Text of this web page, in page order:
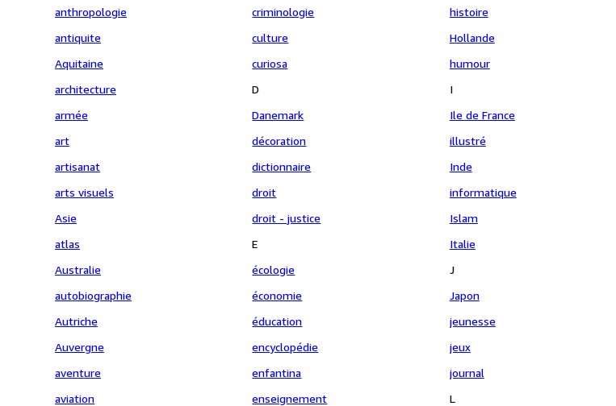
anthropologie
antiquite
Aquitaine
architecture
armée
art
artisanat
arts visuels
Asie
atlas
Australie
autobiographie
Autriche
Auvergne
aventure
aviation
criminologie
culture
curiosa
D
Danemark
décoration
dictionnaire
droit
droit - justice
E
écologie
économie
éducation
encyclopédie
enfantina
enseignement
histoire
Hollande
humour
I
Ile de France
illustré
Inde
informatique
Islam
Italie
J
Japon
jeunesse
jeux
journal
L